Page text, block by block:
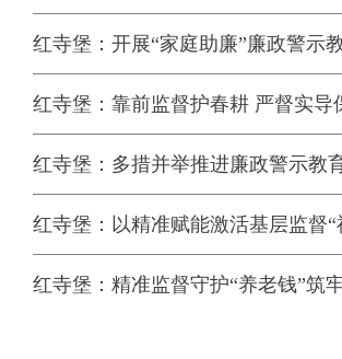
红寺堡：开展“家庭助廉”廉政警示
红寺堡：靠前监督护春耕 严督实导
红寺堡：多措并举推进廉政警示教
红寺堡：以精准赋能激活基层监督“
红寺堡：精准监督守护“养老钱”筑